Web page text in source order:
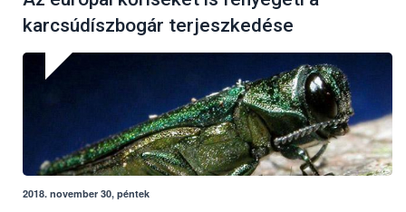
karcsúdíszbogár terjeszkedése
2018. november 30, péntek